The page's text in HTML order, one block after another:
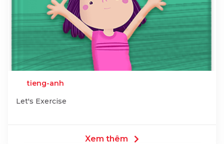
tieng-anh
Let's Exercise
Xem thêm